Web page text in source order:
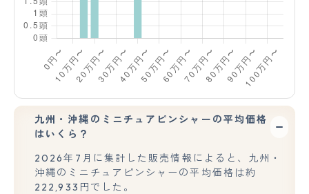
九州・沖縄のミニチュアピンシャーの平均価格
はいくら？
2026年7月に集計した販売情報によると、九州・
沖縄のミニチュアピンシャーの平均価格は約
222,933円でした。